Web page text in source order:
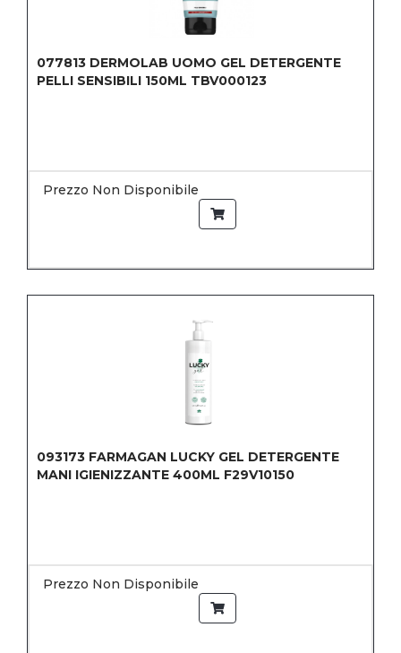
077813 DERMOLAB UOMO GEL DETERGENTE
PELLI SENSIBILI 150ML TBV000123
Prezzo Non Disponibile
093173 FARMAGAN LUCKY GEL DETERGENTE
MANI IGIENIZZANTE 400ML F29V10150
Prezzo Non Disponibile